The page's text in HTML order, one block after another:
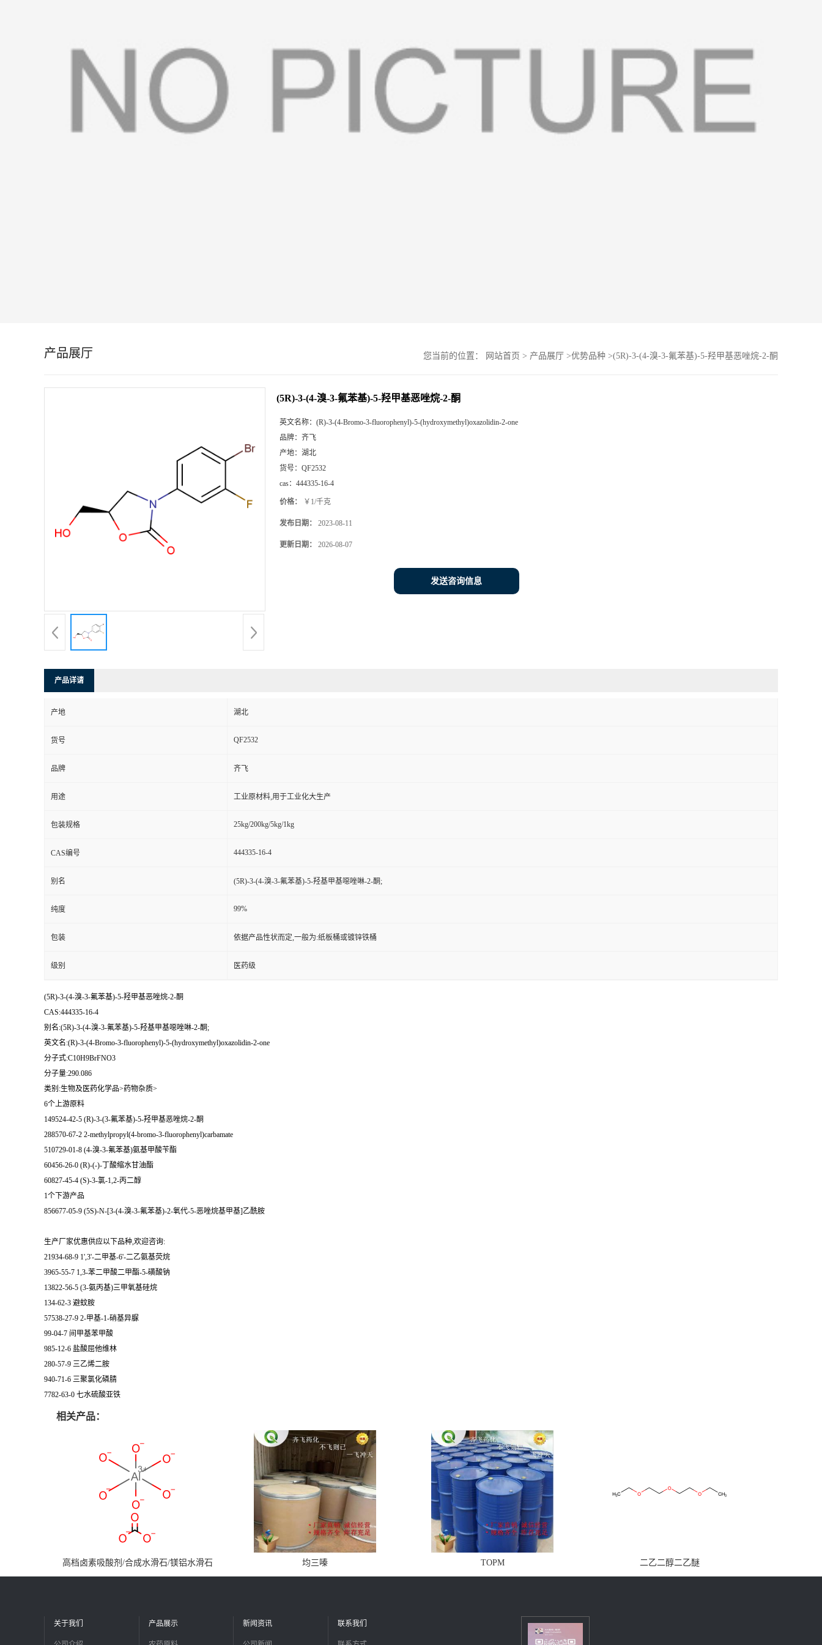
产品展厅 您当前的位置： 网站首页 > 产品展厅 >优势品种 >(5R)-3-(4-溴-3-氟苯基)-5-羟甲基恶唑烷-2-酮
(5R)-3-(4-溴-3-氟苯基)-5-羟甲基恶唑烷-2-酮
英文名称： (R)-3-(4-Bromo-3-fluorophenyl)-5-(hydroxymethyl)oxazolidin-2-one
品牌： 齐飞
产地： 湖北
货号： QF2532
cas： 444335-16-4
价格： ￥1/千克
发布日期： 2023-08-11
更新日期： 2026-08-07
发送咨询信息
产品详请
产地 湖北
货号 QF2532
品牌 齐飞
用途 工业原材料,用于工业化大生产
包装规格 25kg/200kg/5kg/1kg
CAS编号 444335-16-4
别名 (5R)-3-(4-溴-3-氟苯基)-5-羟基甲基噁唑啉-2-酮;
纯度 99%
包装 依据产品性状而定,一般为:纸板桶或镀锌铁桶
级别 医药级
(5R)-3-(4-溴-3-氟苯基)-5-羟甲基恶唑烷-2-酮
CAS:444335-16-4
别名:(5R)-3-(4-溴-3-氟苯基)-5-羟基甲基噁唑啉-2-酮;
英文名:(R)-3-(4-Bromo-3-fluorophenyl)-5-(hydroxymethyl)oxazolidin-2-one
分子式:C10H9BrFNO3
分子量:290.086
类别:生物及医药化学品>药物杂质>
6个上游原料
149524-42-5 (R)-3-(3-氟苯基)-5-羟甲基恶唑烷-2-酮
288570-67-2 2-methylpropyl(4-bromo-3-fluorophenyl)carbamate
510729-01-8 (4-溴-3-氟苯基)氨基甲酸苄酯
60456-26-0 (R)-(-)-丁酸缩水甘油酯
60827-45-4 (S)-3-氯-1,2-丙二醇
1个下游产品
856677-05-9 (5S)-N-[3-(4-溴-3-氟苯基)-2-氧代-5-恶唑烷基甲基]乙酰胺
生产厂家优惠供应以下品种,欢迎咨询:
21934-68-9 1',3'-二甲基-6'-二乙氨基荧烷
3965-55-7 1,3-苯二甲酸二甲酯-5-磺酸钠
13822-56-5 (3-氨丙基)三甲氧基硅烷
134-62-3 避蚊胺
57538-27-9 2-甲基-1-硝基异脲
99-04-7 间甲基苯甲酸
985-12-6 盐酸屈他维林
280-57-9 三乙烯二胺
940-71-6 三聚氯化磷腈
7782-63-0 七水硫酸亚铁
相关产品：
高档卤素吸酸剂/合成水滑石/镁铝水滑石 均三嗪 TOPM 二乙二醇二乙醚
关于我们 产品展示 新闻资讯 联系我们